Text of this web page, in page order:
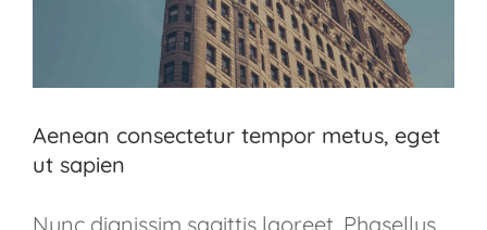
Aenean consectetur tempor metus, eget
ut sapien
Nunc dignissim sagittis laoreet. Phasellus